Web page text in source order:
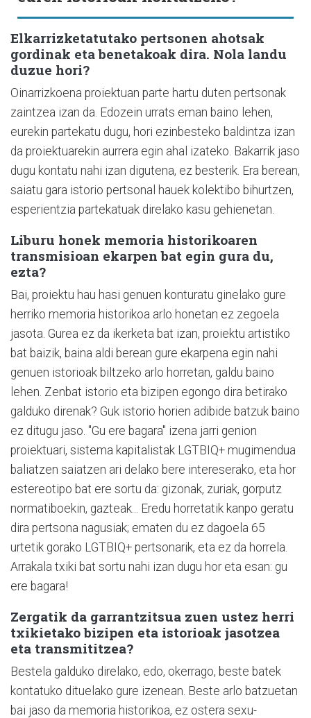
Elkarrizketatutako pertsonen ahotsak
gordinak eta benetakoak dira. Nola landu
duzue hori?
Oinarrizkoena proiektuan parte hartu duten pertsonak
zaintzea izan da. Edozein urrats eman baino lehen,
eurekin partekatu dugu, hori ezinbesteko baldintza izan
da proiektuarekin aurrera egin ahal izateko. Bakarrik jaso
dugu kontatu nahi izan digutena, ez besterik. Era berean,
saiatu gara istorio pertsonal hauek kolektibo bihurtzen,
esperientzia partekatuak direlako kasu gehienetan.
Liburu honek memoria historikoaren
transmisioan ekarpen bat egin gura du,
ezta?
Bai, proiektu hau hasi genuen konturatu ginelako gure
herriko memoria historikoa arlo honetan ez zegoela
jasota. Gurea ez da ikerketa bat izan, proiektu artistiko
bat baizik, baina aldi berean gure ekarpena egin nahi
genuen istorioak biltzeko arlo horretan, galdu baino
lehen. Zenbat istorio eta bizipen egongo dira betirako
galduko direnak? Guk istorio horien adibide batzuk baino
ez ditugu jaso. "Gu ere bagara" izena jarri genion
proiektuari, sistema kapitalistak LGTBIQ+ mugimendua
baliatzen saiatzen ari delako bere intereserako, eta hor
estereotipo bat ere sortu da: gizonak, zuriak, gorputz
normatiboekin, gazteak... Eredu horretatik kanpo geratu
dira pertsona nagusiak; ematen du ez dagoela 65
urtetik gorako LGTBIQ+ pertsonarik, eta ez da horrela.
Arrakala txiki bat sortu nahi izan dugu hor eta esan: gu
ere bagara!
Zergatik da garrantzitsua zuen ustez herri
txikietako bizipen eta istorioak jasotzea
eta transmititzea?
Bestela galduko direlako, edo, okerrago, beste batek
kontatuko dituelako gure izenean. Beste arlo batzuetan
bai jaso da memoria historikoa, ez ostera sexu-